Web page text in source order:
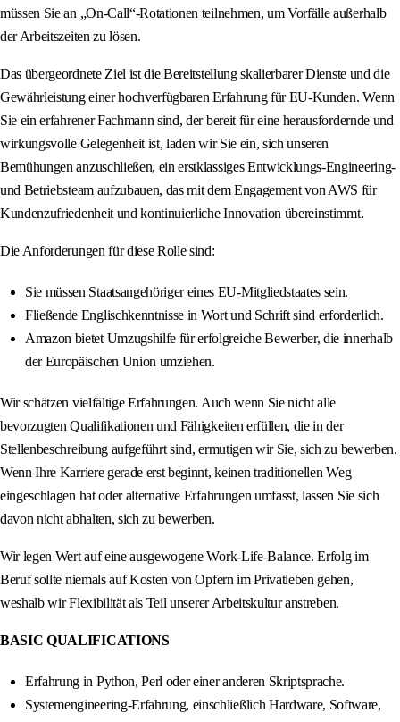
müssen Sie an „On-Call“-Rotationen teilnehmen, um Vorfälle außerhalb
der Arbeitszeiten zu lösen.
Das übergeordnete Ziel ist die Bereitstellung skalierbarer Dienste und die
Gewährleistung einer hochverfügbaren Erfahrung für EU-Kunden. Wenn
Sie ein erfahrener Fachmann sind, der bereit für eine herausfordernde und
wirkungsvolle Gelegenheit ist, laden wir Sie ein, sich unseren
Bemühungen anzuschließen, ein erstklassiges Entwicklungs-Engineering-
und Betriebsteam aufzubauen, das mit dem Engagement von AWS für
Kundenzufriedenheit und kontinuierliche Innovation übereinstimmt.
Die Anforderungen für diese Rolle sind:
Sie müssen Staatsangehöriger eines EU-Mitgliedstaates sein.
Fließende Englischkenntnisse in Wort und Schrift sind erforderlich.
Amazon bietet Umzugshilfe für erfolgreiche Bewerber, die innerhalb
der Europäischen Union umziehen.
Wir schätzen vielfältige Erfahrungen. Auch wenn Sie nicht alle
bevorzugten Qualifikationen und Fähigkeiten erfüllen, die in der
Stellenbeschreibung aufgeführt sind, ermutigen wir Sie, sich zu bewerben.
Wenn Ihre Karriere gerade erst beginnt, keinen traditionellen Weg
eingeschlagen hat oder alternative Erfahrungen umfasst, lassen Sie sich
davon nicht abhalten, sich zu bewerben.
Wir legen Wert auf eine ausgewogene Work-Life-Balance. Erfolg im
Beruf sollte niemals auf Kosten von Opfern im Privatleben gehen,
weshalb wir Flexibilität als Teil unserer Arbeitskultur anstreben.
BASIC QUALIFICATIONS
Erfahrung in Python, Perl oder einer anderen Skriptsprache.
Systemengineering-Erfahrung, einschließlich Hardware, Software,